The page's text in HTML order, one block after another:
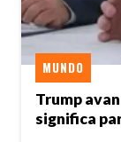
Trump
significa
MUNDO